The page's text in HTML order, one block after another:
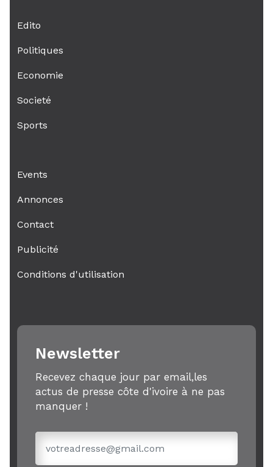
Edito
Politiques
Economie
Societé
Sports
Events
Annonces
Contact
Publicité
Conditions d'utilisation
Newsletter
Recevez chaque jour par email,les
actus de presse côte d'ivoire à ne pas
manquer !